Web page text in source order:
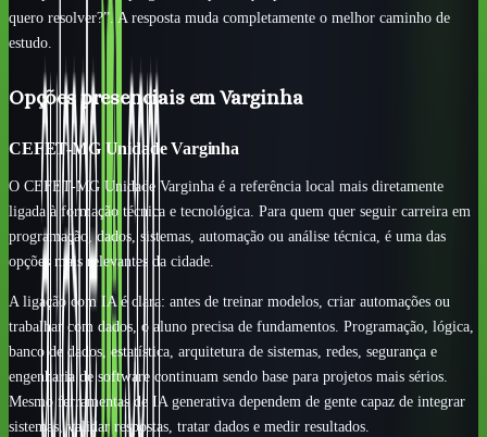
quero resolver?”. A resposta muda completamente o melhor caminho de
estudo.
Opções presenciais em Varginha
CEFET-MG Unidade Varginha
O CEFET-MG Unidade Varginha é a referência local mais diretamente
ligada à formação técnica e tecnológica. Para quem quer seguir carreira em
programação, dados, sistemas, automação ou análise técnica, é uma das
opções mais relevantes da cidade.
A ligação com IA é clara: antes de treinar modelos, criar automações ou
trabalhar com dados, o aluno precisa de fundamentos. Programação, lógica,
banco de dados, estatística, arquitetura de sistemas, redes, segurança e
engenharia de software continuam sendo base para projetos mais sérios.
Mesmo ferramentas de IA generativa dependem de gente capaz de integrar
sistemas, validar respostas, tratar dados e medir resultados.